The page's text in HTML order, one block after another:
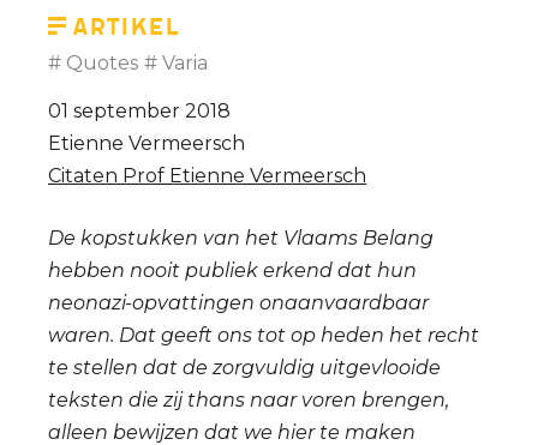
Artikel
Quotes Varia
01 september 2018
Etienne Vermeersch
Citaten Prof Etienne Vermeersch
De kopstukken van het Vlaams Belang
hebben nooit publiek erkend dat hun
neonazi-opvattingen onaanvaardbaar
waren. Dat geeft ons tot op heden het recht
te stellen dat de zorgvuldig uitgevlooide
teksten die zij thans naar voren brengen,
alleen bewijzen dat we hier te maken